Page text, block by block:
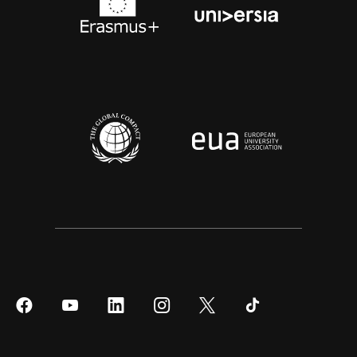
SíguenosSíguenos
SíguenosSíguenos
Síguenos